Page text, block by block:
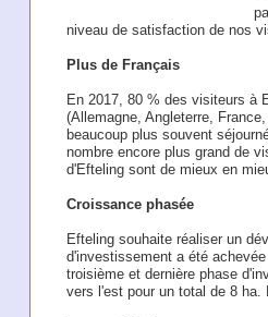
niveau de satisfaction de nos
Plus de Français
En 2017, 80 % des visiteurs à
(Allemagne, Angleterre,
beaucoup plus souvent
nombre encore plus grand de
d'Efteling sont de mieux en
Croissance phasée
Efteling souhaite réaliser un
d'investissement a été
troisième et dernière phase
vers l'est pour un total de 8 ha.